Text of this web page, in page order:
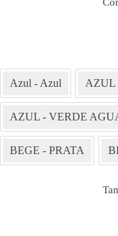
Azul - Azul AZUL
AZUL - VERDE
BEGE - PRATA